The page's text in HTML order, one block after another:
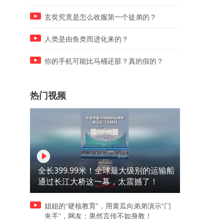
承铸底气，让世界看见真正的
整装，更在于一次又一次的
玄奘究竟是怎么收服第一个徒弟的？
人类是由鱼类而进化来的？
你的手机可能比马桶还脏？真的假的？
热门视频
全长399.99米！全球最大级别的运输船
通过长江大桥这一幕，太震撼了！
姐姐的“硬核教育”，用黄瓜向弟弟演示“门
夹手”，网友：果然言传不如身教！